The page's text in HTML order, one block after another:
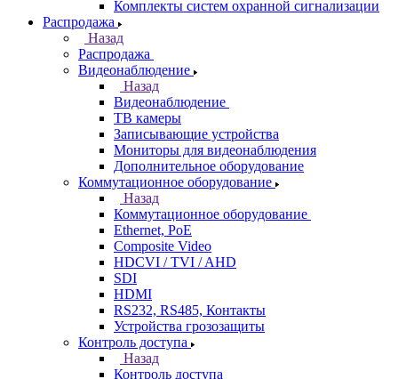
Комплекты систем охранной сигнализации
Распродажа
Назад
Распродажа
Видеонаблюдение
Назад
Видеонаблюдение
ТВ камеры
Записывающие устройства
Мониторы для видеонаблюдения
Дополнительное оборудование
Коммутационное оборудование
Назад
Коммутационное оборудование
Ethernet, PoE
Composite Video
HDCVI / TVI / AHD
SDI
HDMI
RS232, RS485, Контакты
Устройства грозозащиты
Контроль доступа
Назад
Контроль доступа